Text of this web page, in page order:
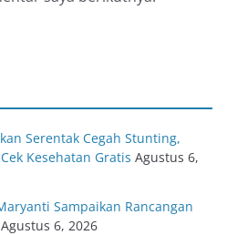
Serentak Cegah Stunting,
Kesehatan Gratis Agustus 6,
Sampaikan Rancangan
Agustus 6, 2026